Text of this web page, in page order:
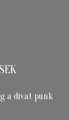
a divat punk